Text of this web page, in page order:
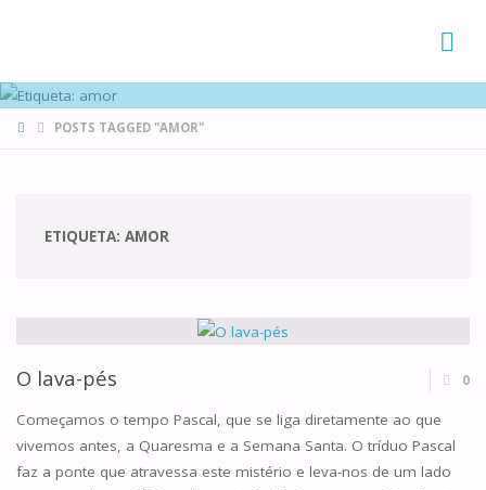
HOMEPOSTS TAGGED "AMOR"
ETIQUETA: AMOR
O lava-pés 0
Começamos o tempo Pascal, que se liga diretamente ao que
vivemos antes, a Quaresma e a Semana Santa. O tríduo Pascal
faz a ponte que atravessa este mistério e leva-nos de um lado